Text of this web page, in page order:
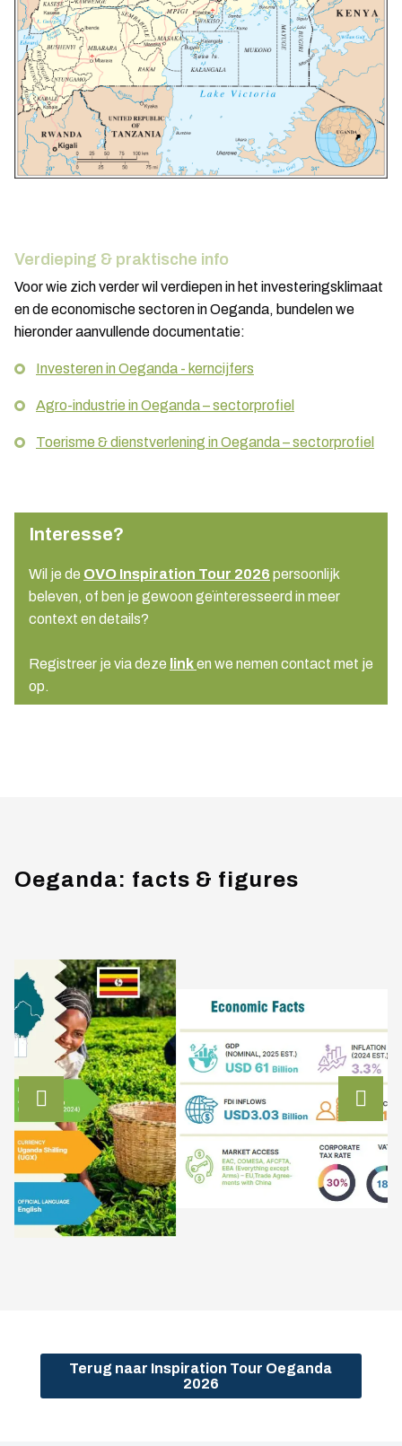
Verdieping & praktische info
Voor wie zich verder wil verdiepen in het investeringsklimaat
en de economische sectoren in Oeganda, bundelen we
hieronder aanvullende documentatie:
Investeren in Oeganda - kerncijfers
Agro-industrie in Oeganda – sectorprofiel
Toerisme & dienstverlening in Oeganda – sectorprofiel
Interesse?
Wil je de OVO Inspiration Tour 2026 persoonlijk
beleven, of ben je gewoon geïnteresseerd in meer
context en details?
Registreer je via deze linken we nemen contact met je
op.
Oeganda: facts & figures
Terug naar Inspiration Tour Oeganda
2026